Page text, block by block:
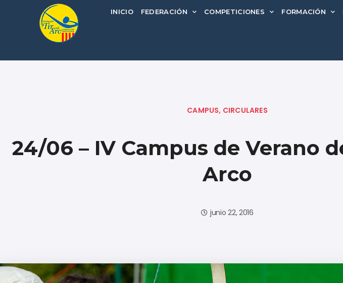
INICIO FEDERACIÓN COMPETICIONES FORMACIÓN
CAMPUS, CIRCULARES
24/06 – IV Campus de Verano
Arco
junio 22, 2016